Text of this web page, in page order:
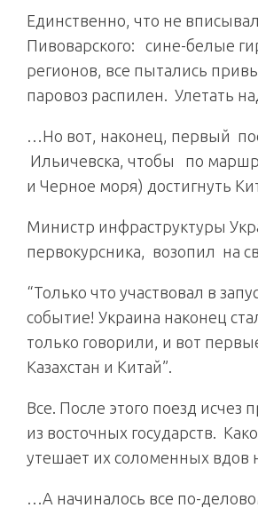
Единственно, что не
Пивоварского: сине-белые
регионов, все пытались
паровоз распилен. Улетать
…Но вот, наконец, первый
Ильичевска, чтобы по
и Черное моря) достигнуть
Министр инфраструктуры
первокурсника, возопил на
“Только что участвовал в
событие! Украина наконец
только говорили, и вот
Казахстан и Китай”.
Все. После этого поезд исчез
из восточных государств.
утешает их соломенных вдов
…А начиналось все по-